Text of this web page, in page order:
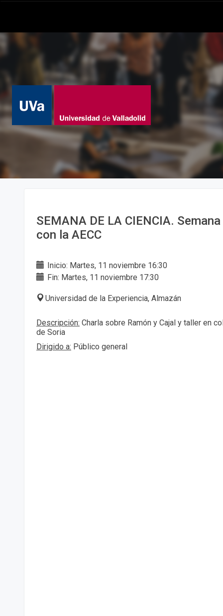
SEMANA DE LA CIENCIA.
con la AECC
Inicio: Martes, 11 noviembre 16:30
Fin: Martes, 11 noviembre 17:30
Universidad de la Experiencia, Almazán
Descripción: Charla sobre Ramón y Cajal y taller en
de Soria
Dirigido a: Público general